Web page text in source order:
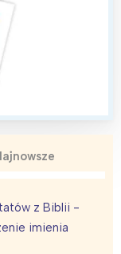
z Biblii -
imienia